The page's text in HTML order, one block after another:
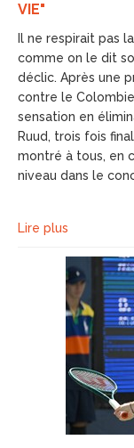
VIE"
Il ne respirait pas
comme on le dit
déclic. Après une
contre le
sensation en
Ruud, trois fois
montré à tous, en
niveau dans le
Lire plus